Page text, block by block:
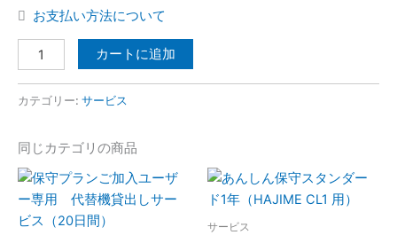
お支払い方法について
カートに追加
カテゴリー: サービス
同じカテゴリの商品
こ
の
サービス